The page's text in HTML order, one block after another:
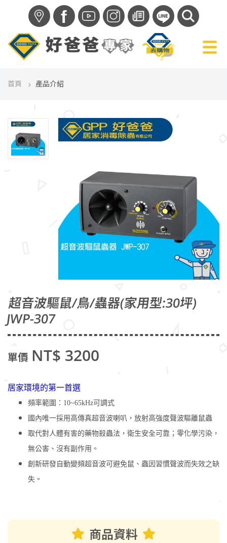
f
首頁 產品介紹
超音波驅鼠/鳥/蟲器(家用型:30坪)
JWP-307
單價 NT$ 3200
居家環境的第一首選
頻率範圍：10~65kHz可調式
國內唯一採用高傳真超音波喇叭，放射高強度聲波驅離鼠蟲
取代對人體有害的藥物殺蟲法，衛生安全可靠；零化學污染，
無公害、沒有副作用。
創新研發自動變頻超音波可避免鼠、蟲因習慣聲波而失效之缺
失。
商品資料